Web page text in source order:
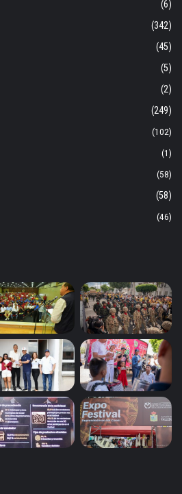
(6)
(342)
(45)
(5)
(2)
(249)
(102)
(1)
(58)
(58)
(46)